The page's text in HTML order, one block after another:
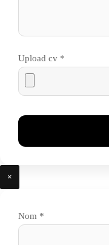
Upload cv *
×
Nom *